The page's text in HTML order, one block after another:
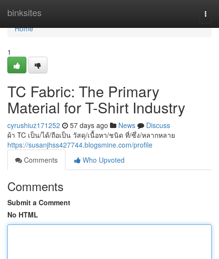
binksites
Home
Home
1
TC Fabric: The Primary
Material for T-Shirt Industry
cyrushiuz171252 57 days ago News
Discuss
ผ้า TC เป็น/ได้/ถือเป็น วัสดุ/เนื้อหา/ชนิด ที่/ซึ่ง/หลากหลาย
https://susanjhss427744.blogsmine.com/profile
Comments
Who Upvoted
Comments
Submit a Comment
No HTML